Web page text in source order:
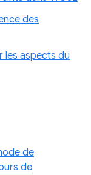
des
les aspects du
de
de